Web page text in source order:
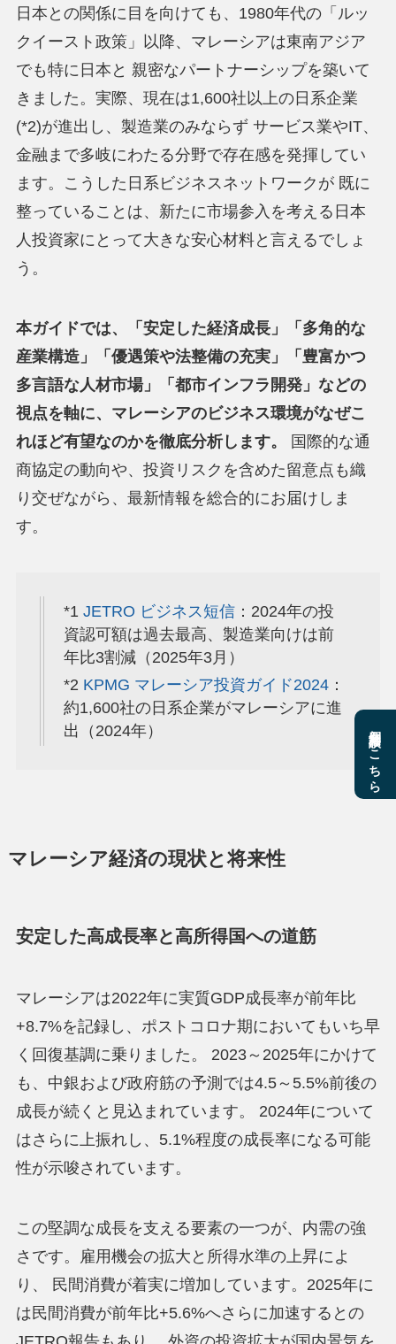
日本との関係に目を向けても、1980年代の「ルッ
クイースト政策」以降、マレーシアは東南アジア
でも特に日本と 親密なパートナーシップを築いて
きました。実際、現在は1,600社以上の日系企業
(*2)が進出し、製造業のみならず サービス業やIT、
金融まで多岐にわたる分野で存在感を発揮してい
ます。こうした日系ビジネスネットワークが 既に
整っていることは、新たに市場参入を考える日本
人投資家にとって大きな安心材料と言えるでしょ
う。
本ガイドでは、「安定した経済成長」「多角的な
産業構造」「優遇策や法整備の充実」「豊富かつ
多言語な人材市場」「都市インフラ開発」などの
視点を軸に、マレーシアのビジネス環境がなぜこ
れほど有望なのかを徹底分析します。
国際的な通
商協定の動向や、投資リスクを含めた留意点も織
り交ぜながら、最新情報を総合的にお届けしま
す。
*1 JETRO ビジネス短信：2024年の投
資認可額は過去最高、製造業向けは前
年比3割減（2025年3月）
*2 KPMG マレーシア投資ガイド2024：
約1,600社の日系企業がマレーシアに進
出（2024年）
マレーシア経済の現状と将来性
安定した高成長率と高所得国への道筋
マレーシアは2022年に実質GDP成長率が前年比
+8.7%を記録し、ポストコロナ期においてもいち早
く回復基調に乗りました。 2023～2025年にかけて
も、中銀および政府筋の予測では4.5～5.5%前後の
成長が続くと見込まれています。 2024年について
はさらに上振れし、5.1%程度の成長率になる可能
性が示唆されています。
この堅調な成長を支える要素の一つが、内需の強
さです。雇用機会の拡大と所得水準の上昇によ
り、 民間消費が着実に増加しています。2025年に
は民間消費が前年比+5.6%へさらに加速するとの
個別相談はこちら